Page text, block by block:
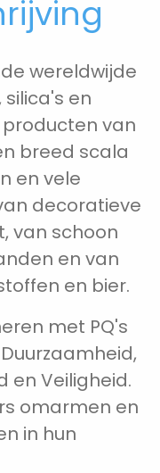
wereldwijde
en
van
breed scala
en vele
decoratieve
van schoon
en van
en bier.
met PQ's
en Veiligheid.
omarmen en
in hun